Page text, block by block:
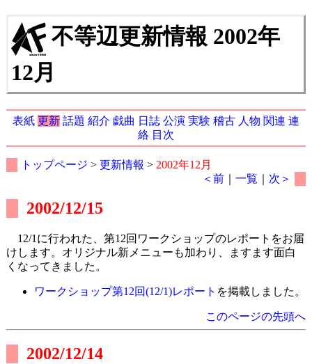
不等辺更新情報 2002年
12月
表紙 更新 話題 紹介 戯曲 日誌 公演 実験 稽古 人物 関連 連
絡 目次
トップページ > 更新情報 > 2002年12月
＜前 ｜一覧 次＞
2002/12/15
12/1に行われた、第12回ワークショップのレポートをお届
けします。オリジナル新メニューも加わり、ますます面白
くなってきました。
ワークショップ第12回(12/1)レポート を掲載しました。
このページの先頭へ
2002/12/14